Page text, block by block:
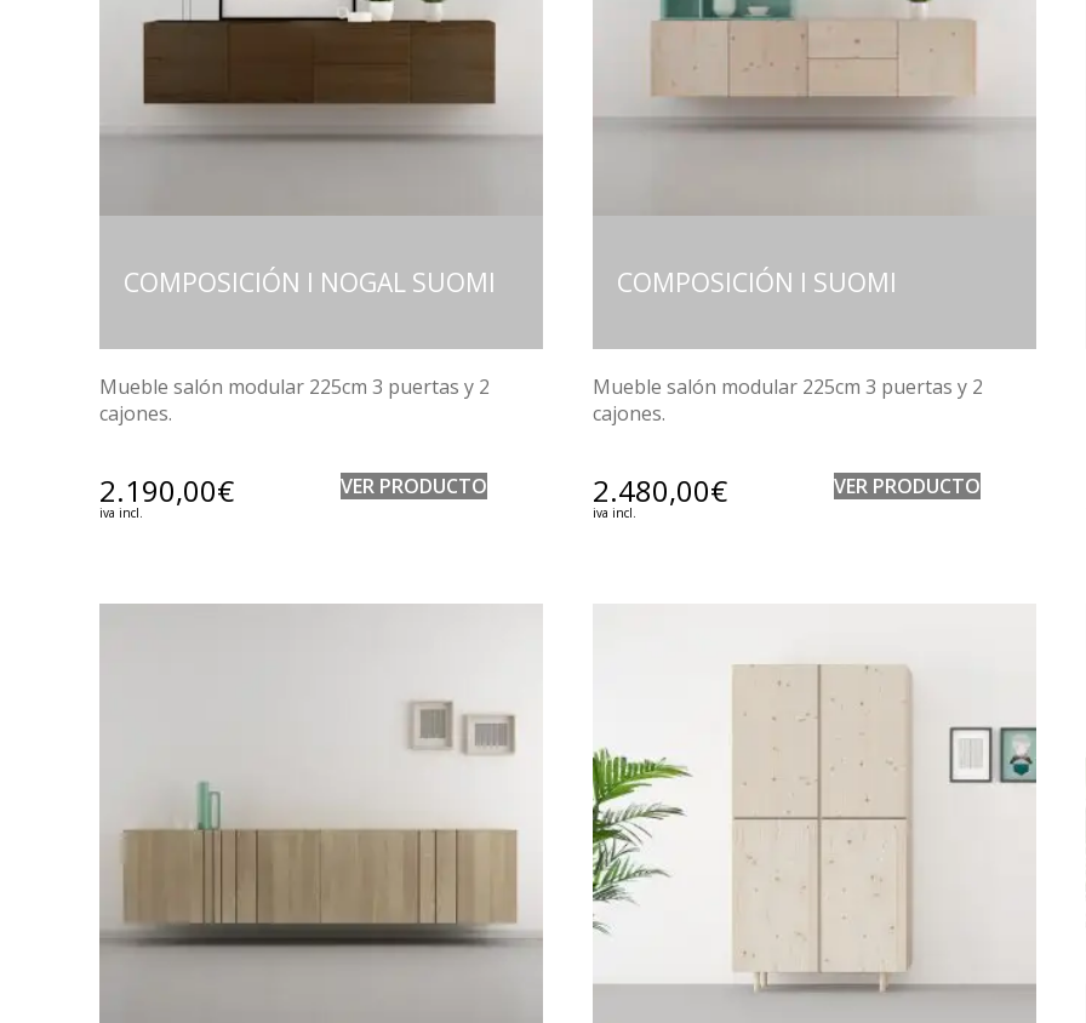
COMPOSICIÓN I NOGAL SUOMI
Mueble salón modular 225cm 3 puertas y 2
cajones.
2.190,00€
iva incl.
VER PRODUCTO
COMPOSICIÓN I SUOMI
Mueble salón modular 225cm 3 puertas y 2
cajones.
2.480,00€
iva incl.
VER PRODUCTO